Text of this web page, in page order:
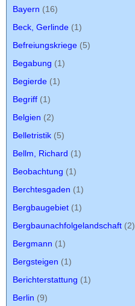
Bayern (16)
Beck, Gerlinde (1)
Befreiungskriege (5)
Begabung (1)
Begierde (1)
Begriff (1)
Belgien (2)
Belletristik (5)
Bellm, Richard (1)
Beobachtung (1)
Berchtesgaden (1)
Bergbaugebiet (1)
Bergbaunachfolgelandschaft (2)
Bergmann (1)
Bergsteigen (1)
Berichterstattung (1)
Berlin (9)